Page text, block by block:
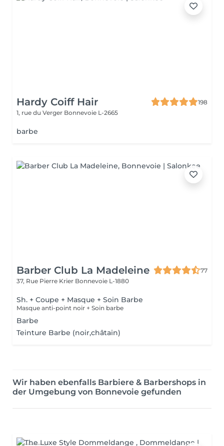
Hardy Coiff Hair
198
1, rue du Verger Bonnevoie L-2665
barbe
Barber Club La Madeleine
77
37, Rue Pierre Krier Bonnevoie L-1880
Sh. + Coupe + Masque + Soin Barbe
Masque anti-point noir + Soin barbe
Barbe
Teinture Barbe (noir,châtain)
Wir haben ebenfalls Barbiere & Barbershops in
der Umgebung von Bonnevoie gefunden